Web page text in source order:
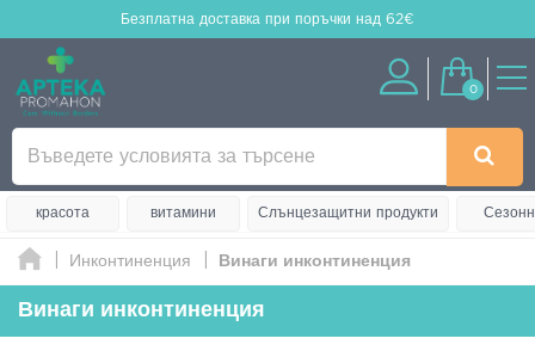
Безплатна доставка при поръчки над 62€
0
красота витамини Слънцезащитни продукти
Инконтиненция Винаги инконтиненция
Винаги инконтиненция